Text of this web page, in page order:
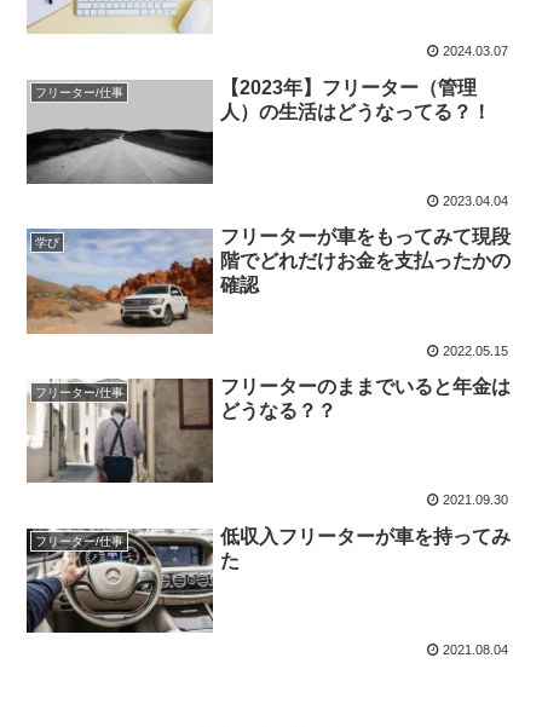
2024.03.07
フリーター/仕事
【2023年】フリーター（管理
人）の生活はどうなってる？！
2023.04.04
学び
フリーターが車をもってみて現段
階でどれだけお金を支払ったかの
確認
2022.05.15
フリーター/仕事
フリーターのままでいると年金は
どうなる？？
2021.09.30
フリーター/仕事
低収入フリーターが車を持ってみ
た
2021.08.04